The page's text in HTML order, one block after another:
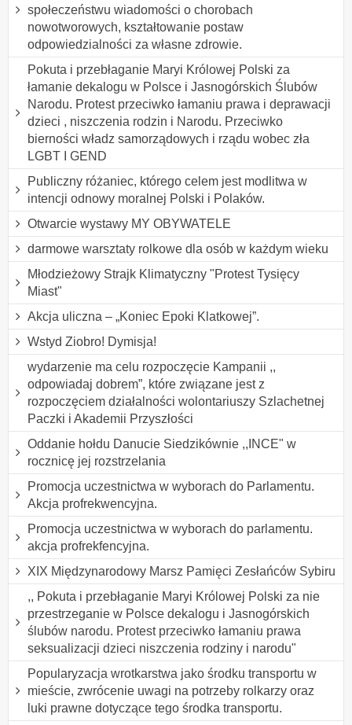
społeczeństwu wiadomości o chorobach
nowotworowych, kształtowanie postaw
odpowiedzialności za własne zdrowie.
Pokuta i przebłaganie Maryi Królowej Polski za
łamanie dekalogu w Polsce i Jasnogórskich Ślubów
Narodu. Protest przeciwko łamaniu prawa i deprawacji
dzieci , niszczenia rodzin i Narodu. Przeciwko
bierności władz samorządowych i rządu wobec zła
LGBT I GEND
Publiczny różaniec, którego celem jest modlitwa w
intencji odnowy moralnej Polski i Polaków.
Otwarcie wystawy MY OBYWATELE
darmowe warsztaty rolkowe dla osób w każdym wieku
Młodzieżowy Strajk Klimatyczny "Protest Tysięcy
Miast"
Akcja uliczna – „Koniec Epoki Klatkowej”.
Wstyd Ziobro! Dymisja!
wydarzenie ma celu rozpoczęcie Kampanii ,,
odpowiadaj dobrem”, które związane jest z
rozpoczęciem działalności wolontariuszy Szlachetnej
Paczki i Akademii Przyszłości
Oddanie hołdu Danucie Siedzikównie ,,INCE" w
rocznicę jej rozstrzelania
Promocja uczestnictwa w wyborach do Parlamentu.
Akcja profrekwencyjna.
Promocja uczestnictwa w wyborach do parlamentu.
akcja profrekfencyjna.
XIX Międzynarodowy Marsz Pamięci Zesłańców Sybiru
,, Pokuta i przebłaganie Maryi Królowej Polski za nie
przestrzeganie w Polsce dekalogu i Jasnogórskich
ślubów narodu. Protest przeciwko łamaniu prawa
seksualizacji dzieci niszczenia rodziny i narodu"
Popularyzacja wrotkarstwa jako środku transportu w
mieście, zwrócenie uwagi na potrzeby rolkarzy oraz
luki prawne dotyczące tego środka transportu.